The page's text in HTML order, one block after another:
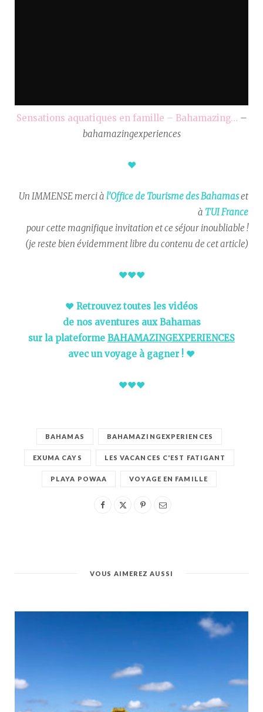
Sensations aquatiques en famille – Bahamazing… –
bahamazingexperiences
♥︎
Un IMMENSE merci à l’Office de Tourisme des Bahamaset
à TUI France
pour cette magnifique invitation et ce séjour inoubliable !
(je reste bien évidemment libre du contenu de cet article)
♥︎♥︎♥︎
♥︎ Retrouvez toutes les vidéos
de nos aventures aux Bahamas
sur la plateforme BAHAMAZINGEXPERIENCES
avec un voyage à gagner ! ♥︎
♥︎♥︎♥︎
BAHAMAS BAHAMAZINGEXPERIENCES
EXUMA CAYS LES VACANCES C'EST FATIGANT
PLAYA POWAA VOYAGE EN FAMILLE
VOUS AIMEREZ AUSSI